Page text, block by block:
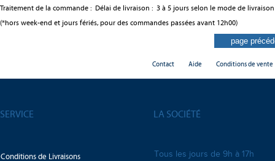
Traitement de la commande : Délai de livraison : 3 à 5 jours selon le mode de
(*hors week-end et jours fériés, pour des commandes passées avant 12h00)
Contact Aide Conditions de vente
SERVICE LA SOCIÉTÉ
Conditions de Livraisons
Tous les jours de 9h à 17h